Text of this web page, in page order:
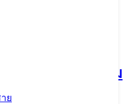
ย
ารขับเคลื่อน
ประจำ
มุ่งยกระดับความ
น